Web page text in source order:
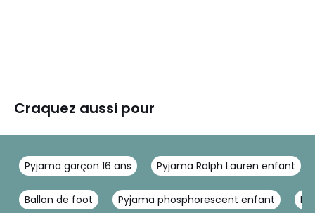
Craquez aussi pour
Pyjama garçon 16 ans Pyjama Ralph Lauren enfant
Ballon de foot Pyjama phosphorescent enfant